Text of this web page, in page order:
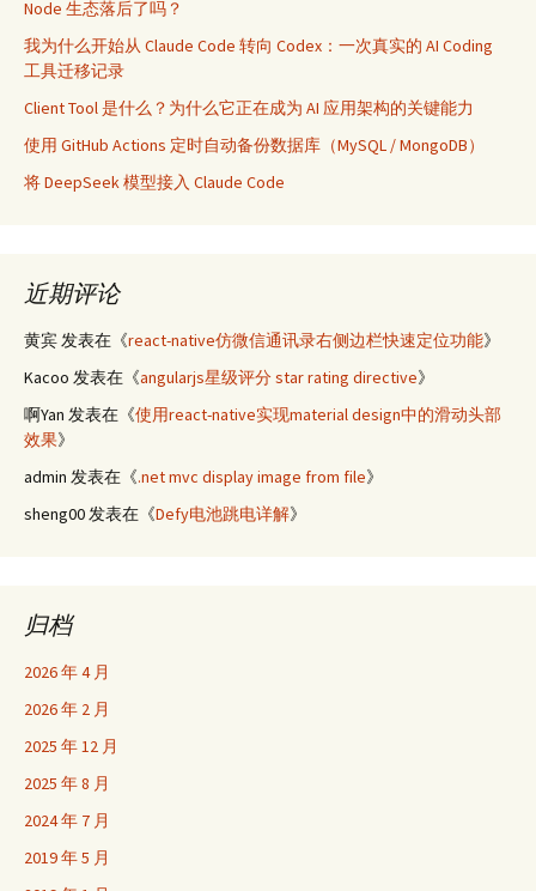
Node 生态落后了吗？
我为什么开始从 Claude Code 转向 Codex：一次真实的 AI Coding
工具迁移记录
Client Tool 是什么？为什么它正在成为 AI 应用架构的关键能力
使用 GitHub Actions 定时自动备份数据库（MySQL / MongoDB）
将 DeepSeek 模型接入 Claude Code
近期评论
黄宾发表在《react-native仿微信通讯录右侧边栏快速定位功能》
Kacoo 发表在《angularjs星级评分 star rating directive》
啊Yan 发表在《使用react-native实现material design中的滑动头部
效果》
admin 发表在《.net mvc display image from file》
sheng00发表在《Defy电池跳电详解》
归档
2026 年 4 月
2026 年 2 月
2025 年 12 月
2025 年 8 月
2024 年 7 月
2019 年 5 月